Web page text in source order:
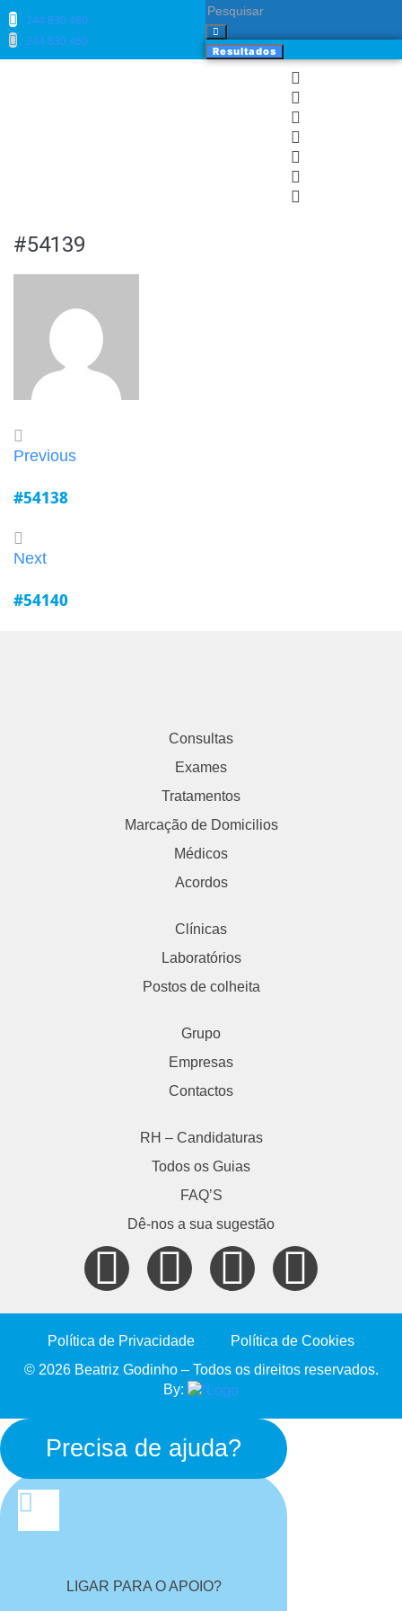
244 830 460​
244 830 460​
Resultados
#54139
Previous
#54138
Next
#54140
Consultas
Exames
Tratamentos
Marcação de Domicilios
Médicos
Acordos
Clínicas
Laboratórios
Postos de colheita
Grupo
Empresas
Contactos
RH – Candidaturas
Todos os Guias
FAQ’S
Dê-nos a sua sugestão
© 2026 Beatriz Godinho – Todos os direitos reservados.
By:
Política de Privacidade Política de Cookies
Precisa de ajuda?
LIGAR PARA O APOIO?